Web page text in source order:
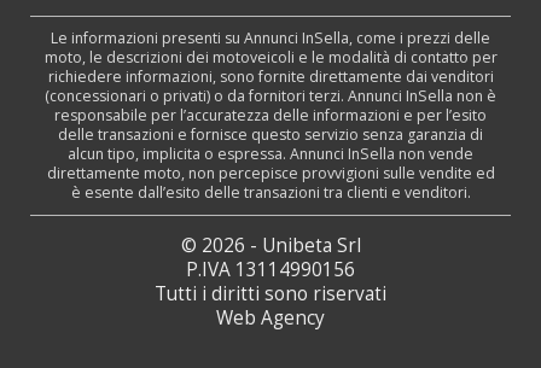
Le informazioni presenti su Annunci InSella, come i prezzi delle
moto, le descrizioni dei motoveicoli e le modalità di contatto per
richiedere informazioni, sono fornite direttamente dai venditori
(concessionari o privati) o da fornitori terzi. Annunci InSella non è
responsabile per l’accuratezza delle informazioni e per l’esito
delle transazioni e fornisce questo servizio senza garanzia di
alcun tipo, implicita o espressa. Annunci InSella non vende
direttamente moto, non percepisce provvigioni sulle vendite ed
è esente dall’esito delle transazioni tra clienti e venditori.
© 2026 - Unibeta Srl
P.IVA 13114990156
Tutti i diritti sono riservati
Web Agency